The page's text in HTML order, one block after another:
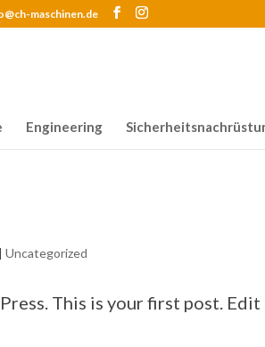
maschinen.de
Engineering
|Uncategorized
This is your first post.